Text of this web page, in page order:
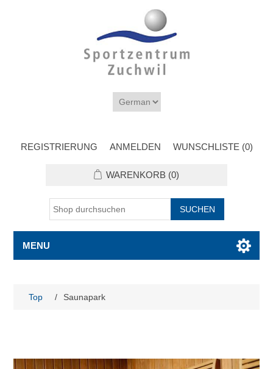
REGISTRIERUNG ANMELDEN WUNSCHLISTE (0)
WARENKORB (0)
MENU
Top / Saunapark